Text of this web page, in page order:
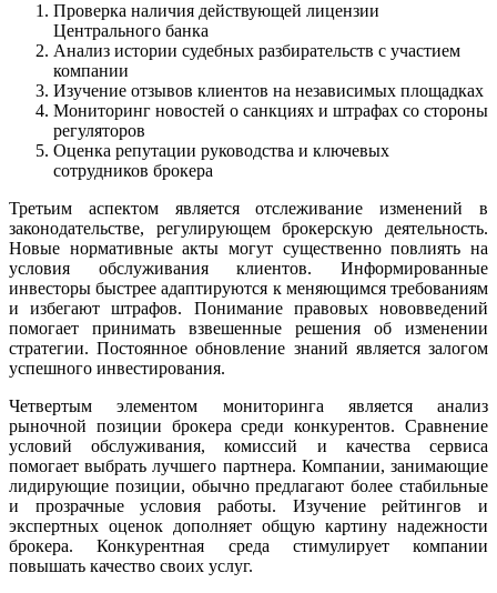
Проверка наличия действующей лицензии
Центрального банка
Анализ истории судебных разбирательств с участием
компании
Изучение отзывов клиентов на независимых площадках
Мониторинг новостей о санкциях и штрафах со стороны
регуляторов
Оценка репутации руководства и ключевых
сотрудников брокера
Третьим аспектом является отслеживание изменений в
законодательстве, регулирующем брокерскую деятельность.
Новые нормативные акты могут существенно повлиять на
условия обслуживания клиентов. Информированные
инвесторы быстрее адаптируются к меняющимся требованиям
и избегают штрафов. Понимание правовых нововведений
помогает принимать взвешенные решения об изменении
стратегии. Постоянное обновление знаний является залогом
успешного инвестирования.
Четвертым элементом мониторинга является анализ
рыночной позиции брокера среди конкурентов. Сравнение
условий обслуживания, комиссий и качества сервиса
помогает выбрать лучшего партнера. Компании, занимающие
лидирующие позиции, обычно предлагают более стабильные
и прозрачные условия работы. Изучение рейтингов и
экспертных оценок дополняет общую картину надежности
брокера. Конкурентная среда стимулирует компании
повышать качество своих услуг.